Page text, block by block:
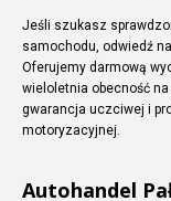
Jeśli szukasz
samochodu, odwiedź
Oferujemy darmową
wieloletnia obecność
gwarancja uczciwej i
motoryzacyjnej.
Autohandel